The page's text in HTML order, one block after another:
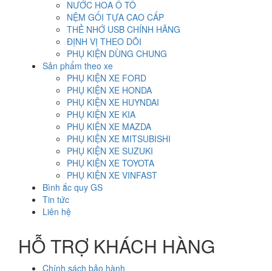
NƯỚC HOA Ô TÔ
NỆM GỐI TỰA CAO CẤP
THẺ NHỚ USB CHÍNH HÃNG
ĐỊNH VỊ THEO DÕI
PHỤ KIỆN DÙNG CHUNG
Sản phẩm theo xe
PHỤ KIỆN XE FORD
PHỤ KIỆN XE HONDA
PHỤ KIỆN XE HUYNDAI
PHỤ KIỆN XE KIA
PHỤ KIỆN XE MAZDA
PHỤ KIỆN XE MITSUBISHI
PHỤ KIỆN XE SUZUKI
PHỤ KIỆN XE TOYOTA
PHỤ KIỆN XE VINFAST
Bình ắc quy GS
Tin tức
Liên hệ
HỖ TRỢ KHÁCH HÀNG
Chính sách bảo hành